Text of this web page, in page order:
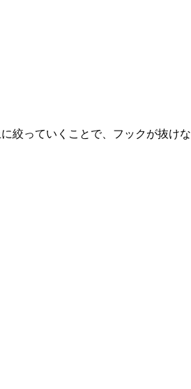
絞っていくことで、フックが抜けな